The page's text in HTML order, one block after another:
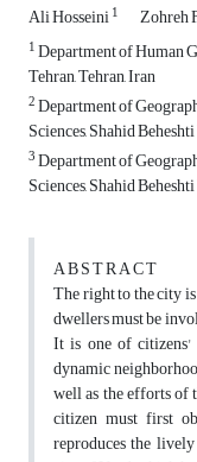
Ali Hosseini1 Zohreh
1Department of Human
Tehran, Tehran, Iran
2Department of
Sciences, Shahid
3Department of
Sciences, Shahid
A B S T R A C T
The right to the city
dwellers must be
It is one of citizens'
dynamic
well as the efforts of
citizen must first
reproduces the